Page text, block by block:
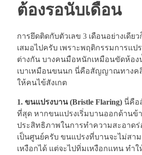
ต้องรอนับเดือน
การยึดติดกับตัวเลข 3 เดือนอย่างเดีย
เสมอไปครับ เพราะพฤติกรรมการแ
ต่างกัน บางคนมือหนักเหมือนขัดห้อง
เบาเหมือนขนนก นี่คือสัญญาณทางค
ให้คนไข้สังเกต
1. ขนแปรงบาน (Bristle Flaring) นี่คือ
ที่สุด หากขนแปรงเริ่มบานออกด้านข้
ประสิทธิภาพในการทำความสะอาดร่อ
เป็นศูนย์ครับ ขนแปรงที่บานจะไม่สา
เหงือกได้ แต่จะไปทิ่มเหงือกแทน ทำ